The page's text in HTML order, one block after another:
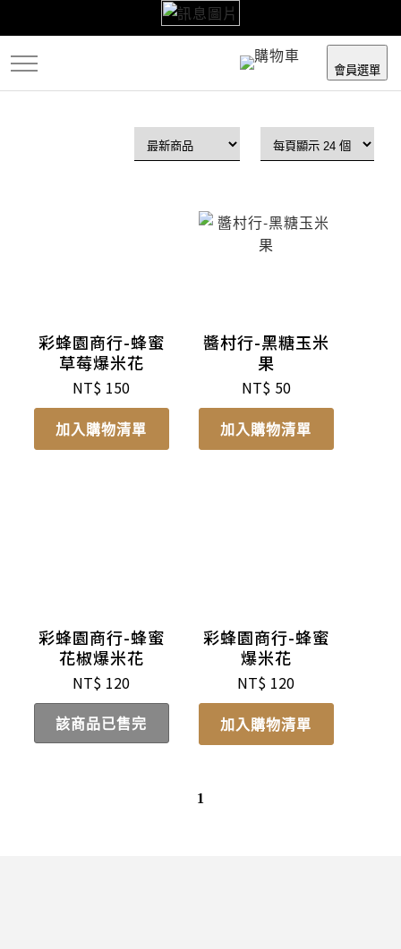
到
主
要
會員選單
彩蜂園商行-蜂蜜
草莓爆米花
NT$ 150
加入購物清單
醬村行-黑糖玉米
果
NT$ 50
加入購物清單
彩蜂園商行-蜂蜜
花椒爆米花
NT$ 120
該商品已售完
彩蜂園商行-蜂蜜
爆米花
NT$ 120
加入購物清單
1